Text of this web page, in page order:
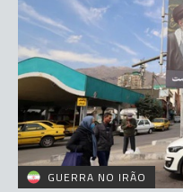
GUERRA NO IRÃO